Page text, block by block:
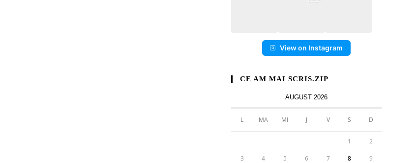
View on Instagram
CE AM MAI SCRIS.ZIP
AUGUST 2026
L MA MI J V S D
1 2
3 4 5 6 7 8 9